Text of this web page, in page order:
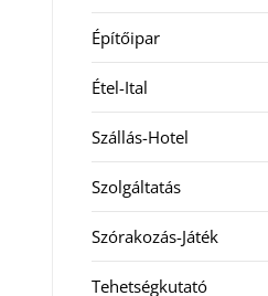
Építőipar
Étel-Ital
Szállás-Hotel
Szolgáltatás
Szórakozás-Játék
Tehetségkutató